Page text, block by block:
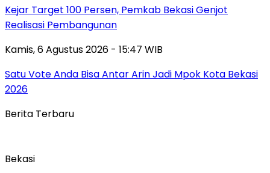
Kejar Target 100 Persen, Pemkab Bekasi Genjot
Realisasi Pembangunan
Kamis, 6 Agustus 2026 - 15:47 WIB
Satu Vote Anda Bisa Antar Arin Jadi Mpok Kota Bekasi
2026
Berita Terbaru
Bekasi